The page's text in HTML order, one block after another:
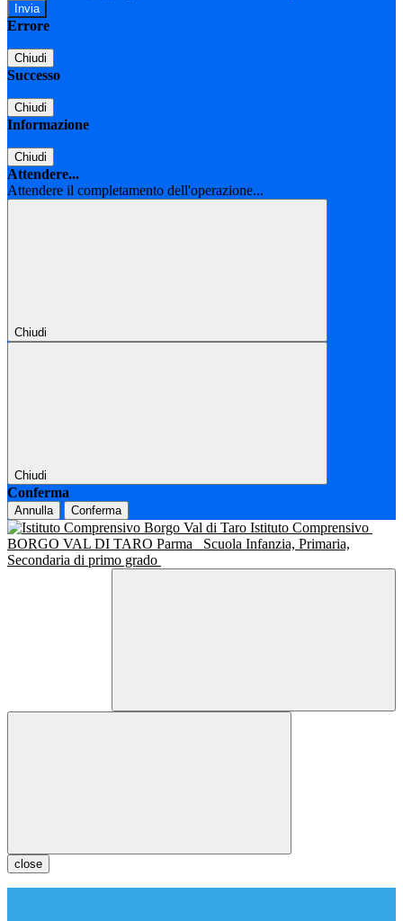
Errore
Chiudi
Successo
Chiudi
Informazione
Chiudi
Attendere...
Attendere il completamento dell'operazione...
Chiudi
Chiudi
Conferma
Annulla Conferma
Istituto Comprensivo
BORGO VAL DI TARO Parma
Scuola Infanzia, Primaria,
Secondaria di primo grado
close